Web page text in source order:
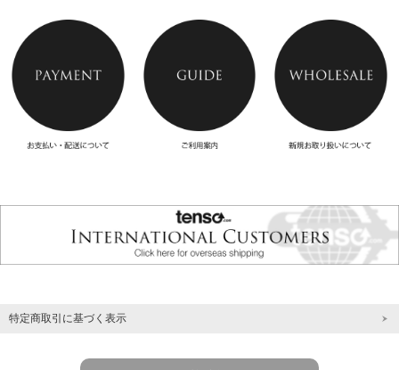
特定商取引に基づく表示